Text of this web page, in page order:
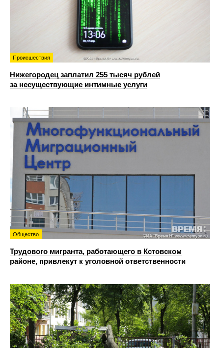
Происшествия
Нижегородец заплатил 255 тысяч рублей
за несуществующие интимные услуги
Общество
Трудового мигранта, работающего в Кстовском
районе, привлекут к уголовной ответственности